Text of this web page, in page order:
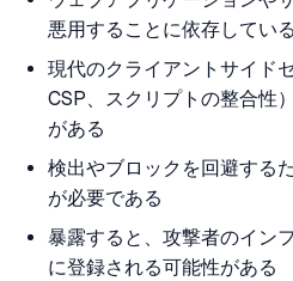
悪用することに依存している
現代のクライアントサイド
CSP、スクリプトの整合性
がある
検出やブロックを回避する
が必要である
暴露すると、攻撃者のイン
に登録される可能性がある